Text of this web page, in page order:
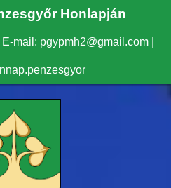
Honlapján
E-mail: pgypmh2@gmail.com